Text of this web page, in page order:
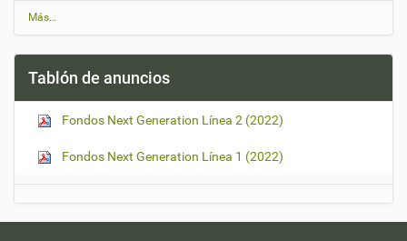
Ú
l
i
Más…
Tablón de anuncios
Fondos Next Generation Línea 2 (2022)
Fondos Next Generation Línea 1 (2022)